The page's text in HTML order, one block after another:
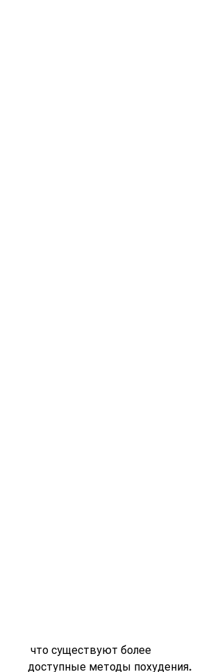
доступные методы похудения.